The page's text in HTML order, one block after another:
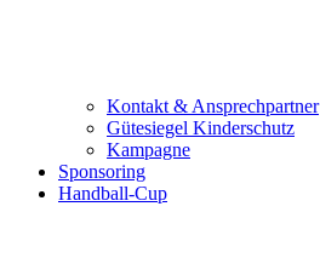
Kontakt & Ansprechpartner
Gütesiegel Kinderschutz
Kampagne
Sponsoring
Handball-Cup